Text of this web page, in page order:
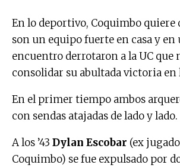
En lo deportivo, Coquimbo quiere
son un equipo fuerte en casa y
encuentro derrotaron a la UC que
consolidar su abultada victoria en
En el primer tiempo ambos
con sendas atajadas de lado y lado.
A los ’43 Dylan Escobar (ex
Coquimbo) se fue expulsado por